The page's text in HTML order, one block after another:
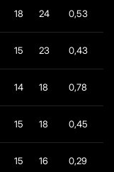
18 24 0,53
15 23 0,43
14 18 0,78
15 18 0,45
15 16 0,29